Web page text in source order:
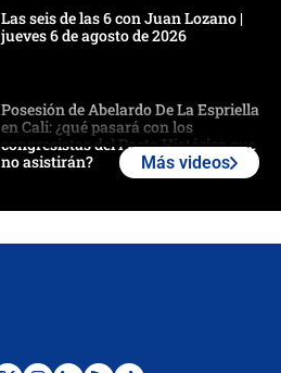
Las seis de las 6 con Juan Lozano |
jueves 6 de agosto de 2026
Posesión de Abelardo De La Espriella
en Cali: ¿qué pasará con los
congresistas del Pacto Histórico que
no asistirán?
Más videos